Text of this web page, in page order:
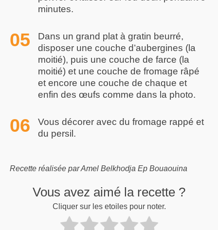
minutes.
Dans un grand plat à gratin beurré,
disposer une couche d’aubergines (la
moitié), puis une couche de farce (la
moitié) et une couche de fromage râpé
et encore une couche de chaque et
enfin des œufs comme dans la photo.
Vous décorer avec du fromage rappé et
du persil.
Recette réalisée par Amel Belkhodja Ep Bouaouina
Vous avez aimé la recette ?
Cliquer sur les etoiles pour noter.